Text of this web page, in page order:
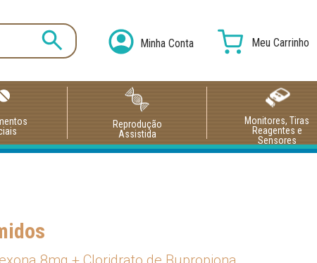
Minha Conta Meu Carrinho
Reprodução
Assistida
Monitores, Tiras
Reagentes e
Sensores